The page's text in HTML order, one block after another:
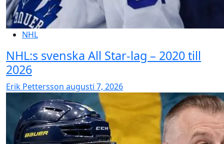
NHL
NHL:s svenska All Star-lag – 2020 till
2026
Erik Pettersson augusti 7, 2026